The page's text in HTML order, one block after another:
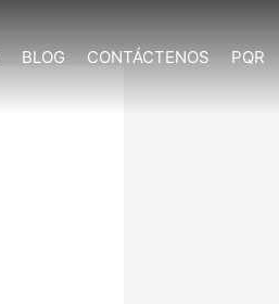
BLOG CONTÁCTENOS PQR